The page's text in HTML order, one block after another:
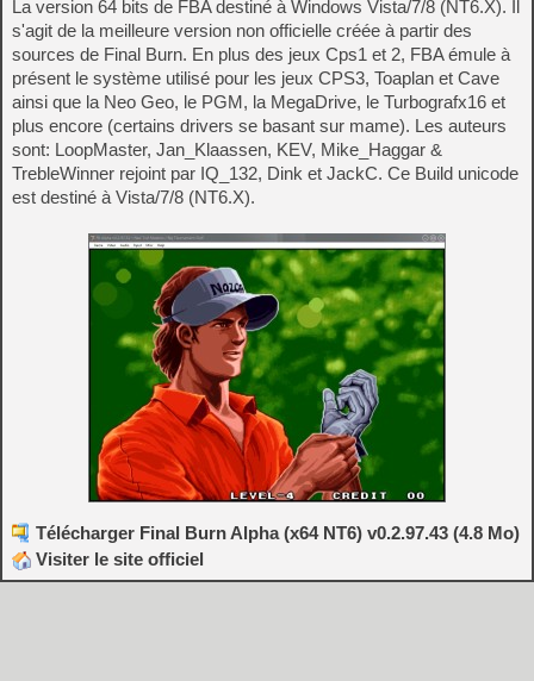
La version 64 bits de FBA destiné à Windows Vista/7/8 (NT6.X). Il
s'agit de la meilleure version non officielle créée à partir des
sources de Final Burn. En plus des jeux Cps1 et 2, FBA émule à
présent le système utilisé pour les jeux CPS3, Toaplan et Cave
ainsi que la Neo Geo, le PGM, la MegaDrive, le Turbografx16 et
plus encore (certains drivers se basant sur mame). Les auteurs
sont: LoopMaster, Jan_Klaassen, KEV, Mike_Haggar &
TrebleWinner rejoint par IQ_132, Dink et JackC. Ce Build unicode
est destiné à Vista/7/8 (NT6.X).
Télécharger Final Burn Alpha (x64 NT6) v0.2.97.43 (4.8 Mo)
Visiter le site officiel